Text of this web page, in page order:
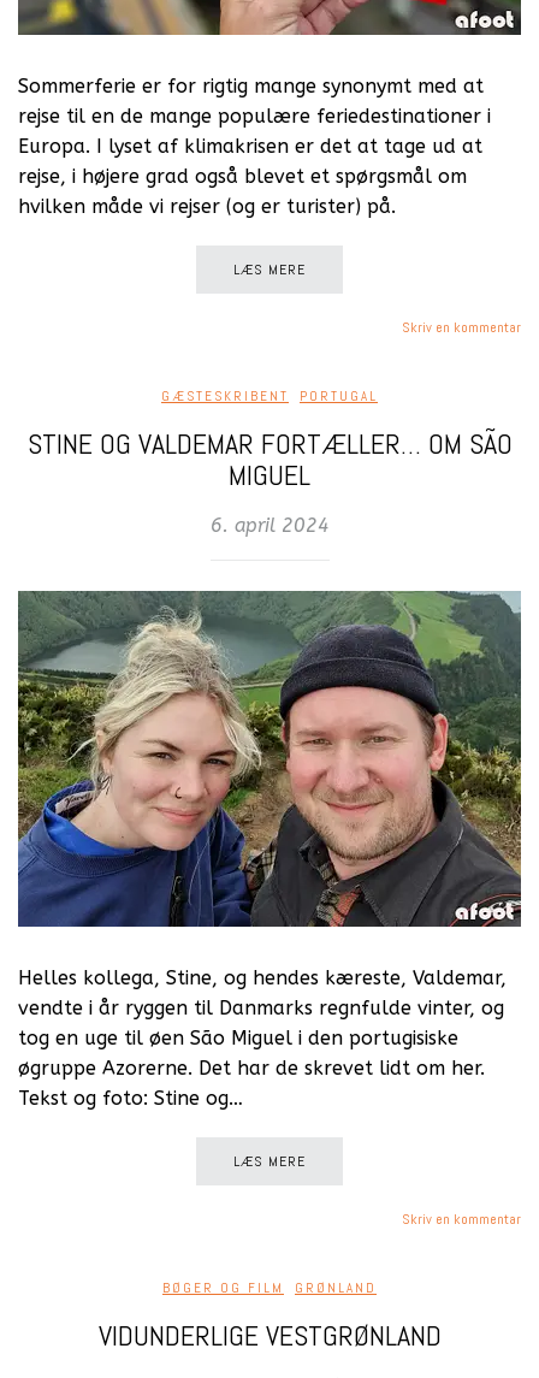
Sommerferie er for rigtig mange synonymt med at
rejse til en de mange populære feriedestinationer i
Europa. I lyset af klimakrisen er det at tage ud at
rejse, i højere grad også blevet et spørgsmål om
hvilken måde vi rejser (og er turister) på.
LÆS MERE
Skriv en kommentar
GÆSTESKRIBENT PORTUGAL
STINE OG VALDEMAR FORTÆLLER… OM SÃO
MIGUEL
6. april 2024
Helles kollega, Stine, og hendes kæreste, Valdemar,
vendte i år ryggen til Danmarks regnfulde vinter, og
tog en uge til øen São Miguel i den portugisiske
øgruppe Azorerne. Det har de skrevet lidt om her.
Tekst og foto: Stine og…
LÆS MERE
Skriv en kommentar
BØGER OG FILM GRØNLAND
VIDUNDERLIGE VESTGRØNLAND